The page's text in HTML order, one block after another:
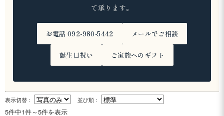
て承ります。
お電話 092-980-5442 メールでご相談
誕生日祝い ご家族へのギフト
表示切替： 並び順：
5件中1件～5件を表示